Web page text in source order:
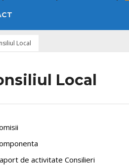
Local
Local
de activitate Consilieri